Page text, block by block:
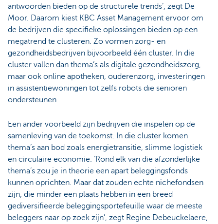
antwoorden bieden op de structurele trends’, zegt De
Moor. Daarom kiest KBC Asset Management ervoor om
de bedrijven die specifieke oplossingen bieden op een
megatrend te clusteren. Zo vormen zorg- en
gezondheidsbedrijven bijvoorbeeld één cluster. In die
cluster vallen dan thema’s als digitale gezondheidszorg,
maar ook online apotheken, ouderenzorg, investeringen
in assistentiewoningen tot zelfs robots die senioren
ondersteunen.
Een ander voorbeeld zijn bedrijven die inspelen op de
samenleving van de toekomst. In die cluster komen
thema’s aan bod zoals energietransitie, slimme logistiek
en circulaire economie. ‘Rond elk van die afzonderlijke
thema’s zou je in theorie een apart beleggingsfonds
kunnen oprichten. Maar dat zouden echte nichefondsen
zijn, die minder een plaats hebben in een breed
gediversifieerde beleggingsportefeuille waar de meeste
beleggers naar op zoek zijn’, zegt Regine Debeuckelaere,